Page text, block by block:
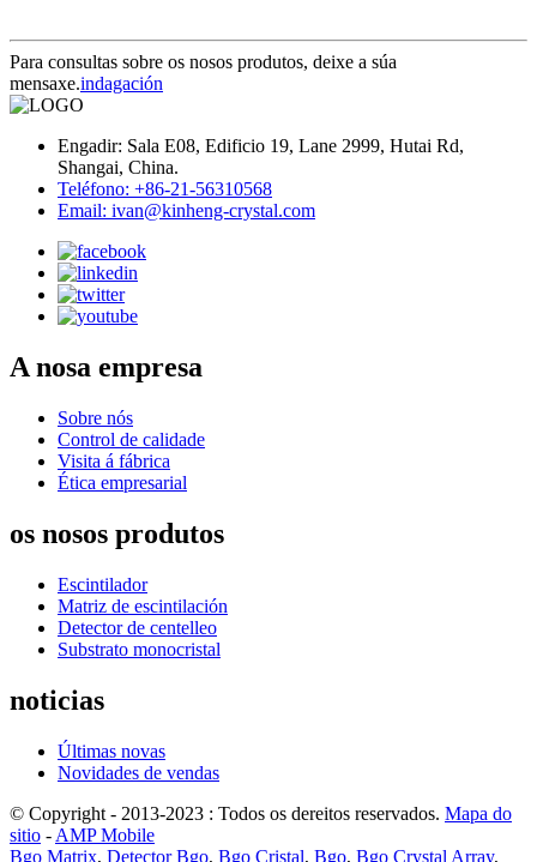
Para consultas sobre os nosos produtos, deixe a súa
mensaxe.indagación
Engadir: Sala E08, Edificio 19, Lane 2999, Hutai Rd,
Shangai, China.
Teléfono: +86-21-56310568
Email: ivan@kinheng-crystal.com
A nosa empresa
Sobre nós
Control de calidade
Visita á fábrica
Ética empresarial
os nosos produtos
Escintilador
Matriz de escintilación
Detector de centelleo
Substrato monocristal
noticias
Últimas novas
Novidades de vendas
© Copyright - 2013-2023 : Todos os dereitos reservados. Mapa do
sitio - AMP Mobile
Bgo Matrix, Detector Bgo, Bgo Cristal, Bgo, Bgo Crystal Array,